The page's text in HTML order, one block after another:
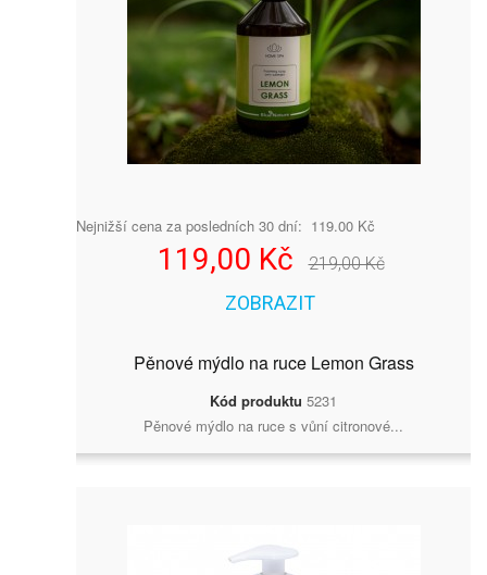
Nejnižší cena za posledních 30 dní: 119.00 Kč
119,00 Kč 219,00 Kč
ZOBRAZIT
Pěnové mýdlo na ruce Lemon Grass
Kód produktu 5231
Pěnové mýdlo na ruce s vůní citronové...